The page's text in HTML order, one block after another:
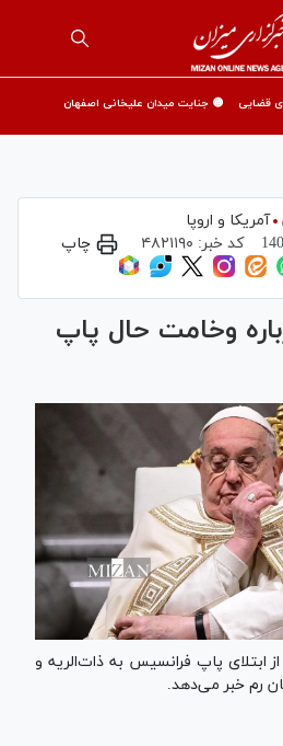
قضایی 🟡 جنایت میدان علیخانی اصفهان
آمریکا و اروپا
کد خبر: ۴۸۲۱۱۹۰ چاپ
وخامت حال پاپ
از ابتلای پاپ فرانسیس به ذات‌الریه و
رم خبر می‌دهد.